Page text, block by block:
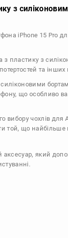
з
iPhone 15 Pro
з пластику з
та
що особливо
вибору чохлів для
той, що
який